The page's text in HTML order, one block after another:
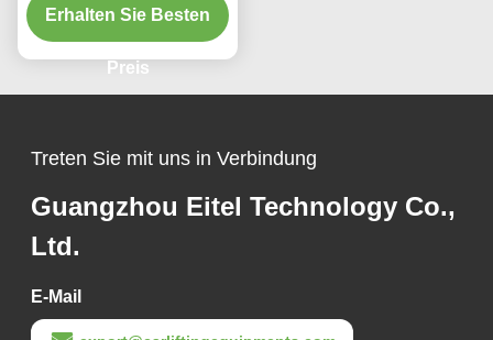
Erhalten Sie Besten
Preis
Treten Sie mit uns in Verbindung
Guangzhou Eitel Technology Co.,
Ltd.
E-Mail